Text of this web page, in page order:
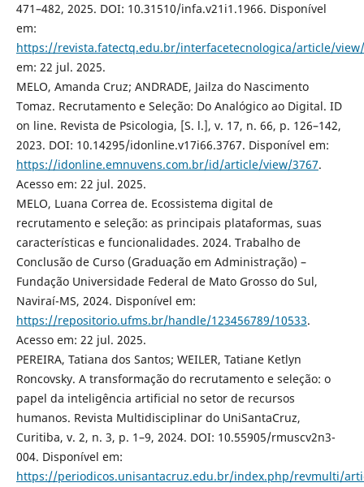
471–482, 2025. DOI: 10.31510/infa.v21i1.1966. Disponível
em:
https://revista.fatectq.edu.br/interfacetecnologica/article/view/
em: 22 jul. 2025.
MELO, Amanda Cruz; ANDRADE, Jailza do Nascimento
Tomaz. Recrutamento e Seleção: Do Analógico ao Digital. ID
on line. Revista de Psicologia, [S. l.], v. 17, n. 66, p. 126–142,
2023. DOI: 10.14295/idonline.v17i66.3767. Disponível em:
https://idonline.emnuvens.com.br/id/article/view/3767.
Acesso em: 22 jul. 2025.
MELO, Luana Correa de. Ecossistema digital de
recrutamento e seleção: as principais plataformas, suas
características e funcionalidades. 2024. Trabalho de
Conclusão de Curso (Graduação em Administração) –
Fundação Universidade Federal de Mato Grosso do Sul,
Naviraí-MS, 2024. Disponível em:
https://repositorio.ufms.br/handle/123456789/10533.
Acesso em: 22 jul. 2025.
PEREIRA, Tatiana dos Santos; WEILER, Tatiane Ketlyn
Roncovsky. A transformação do recrutamento e seleção: o
papel da inteligência artificial no setor de recursos
humanos. Revista Multidisciplinar do UniSantaCruz,
Curitiba, v. 2, n. 3, p. 1–9, 2024. DOI: 10.55905/rmuscv2n3-
004. Disponível em:
https://periodicos.unisantacruz.edu.br/index.php/revmulti/